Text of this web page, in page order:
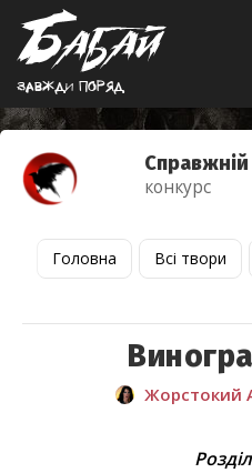
Завжди поряд
конкурс
Головна Всі твори
Жорстокий